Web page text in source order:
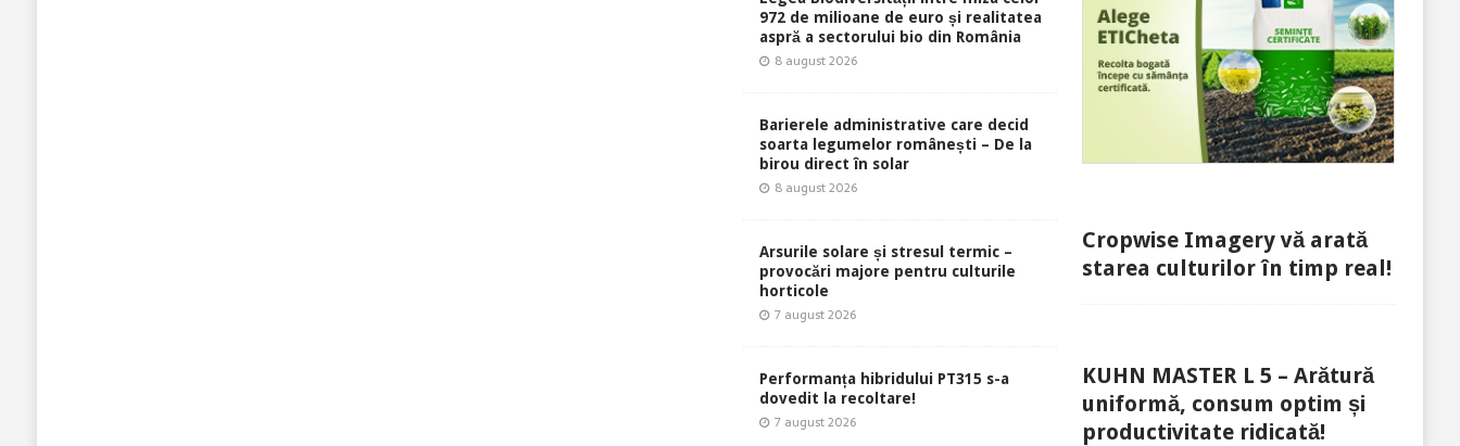
972 de milioane de euro și realitatea
aspră a sectorului bio din România
8 august 2026
Barierele administrative care decid
soarta legumelor românești – De la
birou direct în solar
8 august 2026
Arsurile solare și stresul termic –
provocări majore pentru culturile
horticole
7 august 2026
Performanța hibridului PT315 s-a
dovedit la recoltare!
7 august 2026
Cropwise Imagery vă arată
starea culturilor în timp real!
KUHN MASTER L 5 – Arătură
uniformă, consum optim și
productivitate ridicată!